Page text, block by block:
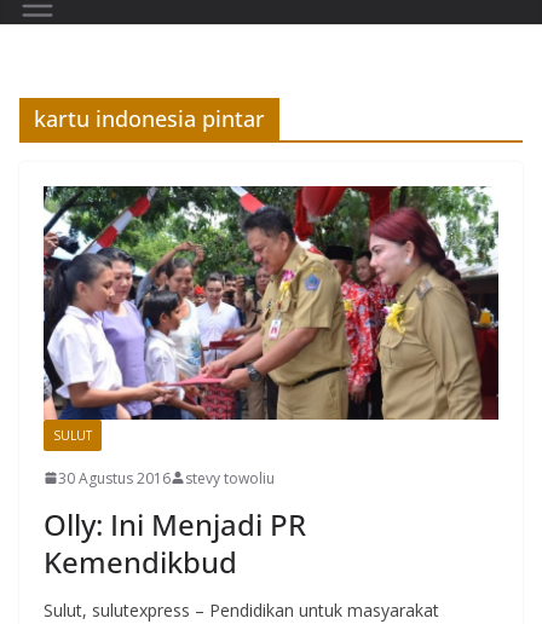
kartu indonesia pintar
SULUT
30 Agustus 2016 stevy towoliu
Olly: Ini Menjadi PR
Kemendikbud
Sulut, sulutexpress – Pendidikan untuk masyarakat